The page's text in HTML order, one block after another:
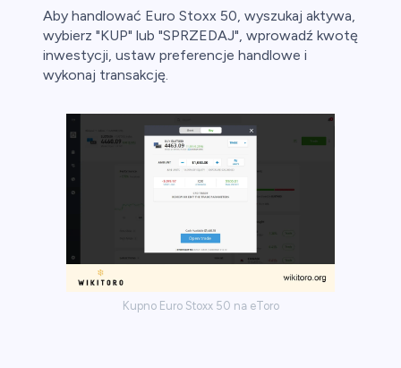
Aby handlować Euro Stoxx 50, wyszukaj aktywa,
wybierz "KUP" lub "SPRZEDAJ", wprowadź kwotę
inwestycji, ustaw preferencje handlowe i
wykonaj transakcję.
Kupno Euro Stoxx 50 na eToro